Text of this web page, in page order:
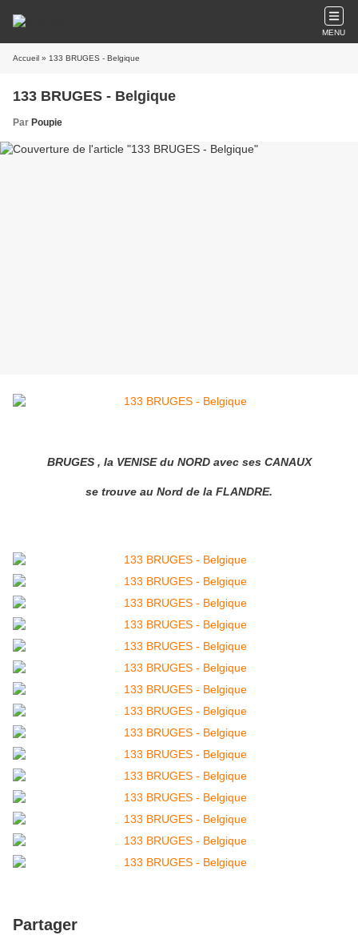
MENU
Accueil » 133 BRUGES - Belgique
133 BRUGES - Belgique
Par Poupie
BRUGES , la VENISE du NORD avec ses CANAUX
se trouve au Nord de la FLANDRE.
Partager